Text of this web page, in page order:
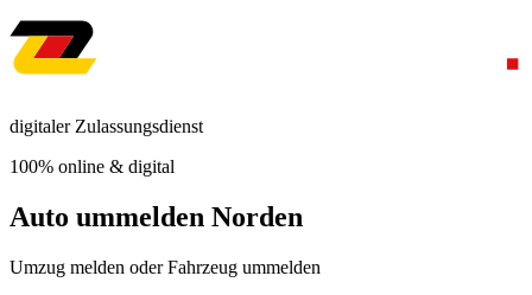
digitaler Zulassungsdienst
100% online & digital
Auto ummelden Norden
Umzug melden oder Fahrzeug ummelden